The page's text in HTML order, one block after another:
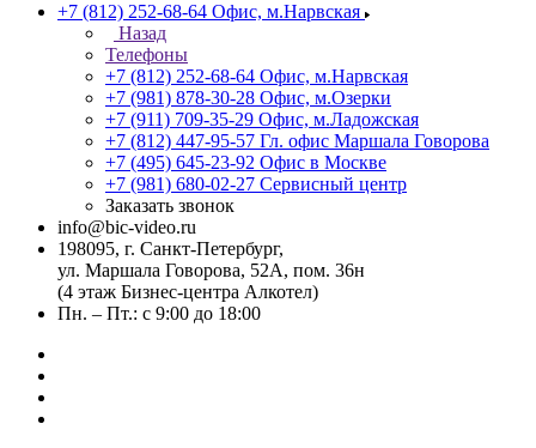
+7 (812) 252-68-64 Офис, м.Нарвская
Назад
Телефоны
+7 (812) 252-68-64 Офис, м.Нарвская
+7 (981) 878-30-28 Офис, м.Озерки
+7 (911) 709-35-29 Офис, м.Ладожская
+7 (812) 447-95-57 Гл. офис Маршала Говорова
+7 (495) 645-23-92 Офис в Москве
+7 (981) 680-02-27 Сервисный центр
Заказать звонок
info@bic-video.ru
198095, г. Санкт-Петербург,
ул. Маршала Говорова, 52А, пом. 36н
(4 этаж Бизнес-центра Алкотел)
Пн. – Пт.: с 9:00 до 18:00